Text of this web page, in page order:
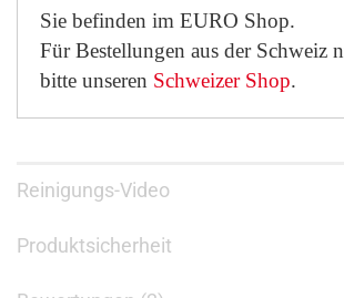
Sie befinden im EURO Shop.
Für Bestellungen aus der Schweiz
bitte unseren Schweizer Shop.
Reinigungs-Video
Produktsicherheit